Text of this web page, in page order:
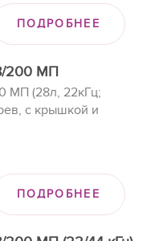
ПОДРОБНЕЕ
200 МП
МП (28л, 22кГц;
с крышкой и
ПОДРОБНЕЕ